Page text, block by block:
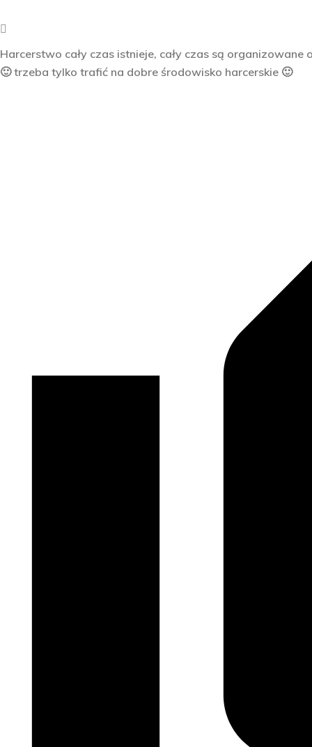
Harcerstwo cały czas istnieje, cały czas są
🙂 trzeba tylko trafić na dobre środowisko harcerskie 🙂